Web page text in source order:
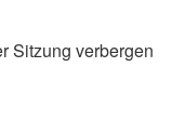
Sitzung verbergen